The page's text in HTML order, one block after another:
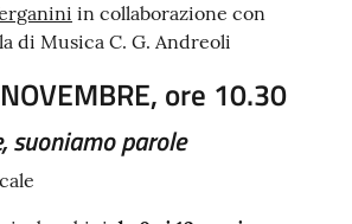
in collaborazione con
di Musica C. G. Andreoli
ore 10.30
suoniamo parole